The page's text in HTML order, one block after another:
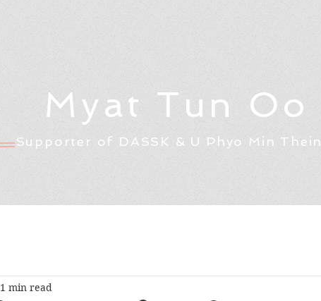
Myat Tun Oo
Supporter of DASSK & U Phyo Min Thein
1 min read